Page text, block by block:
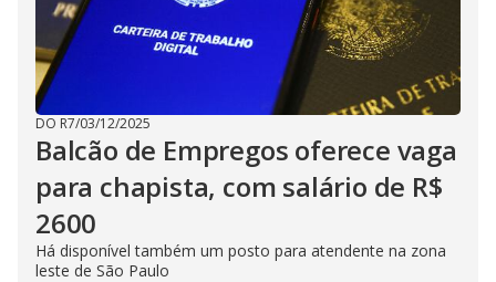
DO R7/03/12/2025
Balcão de Empregos oferece vaga
para chapista, com salário de R$
2600
Há disponível também um posto para atendente na zona
leste de São Paulo